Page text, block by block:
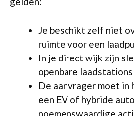
Je beschikt zelf niet
ruimte voor een
In je direct wijk zijn
openbare laadstations
De aanvrager moet in
een EV of hybride
noemenswaardige